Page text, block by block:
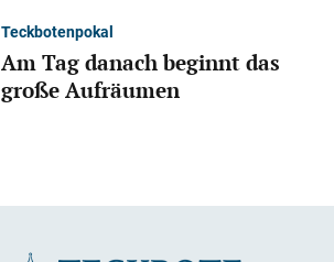
Teckbotenpokal
Am Tag danach beginnt das
große Aufräumen